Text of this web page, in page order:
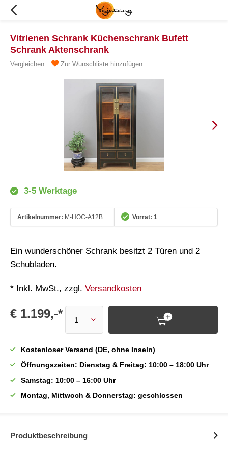
Vitrienen Schrank Küchenschrank Bufett
Schrank Aktenschrank
Vergleichen Zur Wunschliste hinzufügen
3-5 Werktage
Artikelnummer: M-HOC-A12B Vorrat: 1
Ein wunderschöner Schrank besitzt 2 Türen und 2
Schubladen.
* Inkl. MwSt., zzgl. Versandkosten
€ 1.199,-*
Kostenloser Versand (DE, ohne Inseln)
Öffnungszeiten: Dienstag & Freitag: 10:00 – 18:00 Uhr
Samstag: 10:00 – 16:00 Uhr
Montag, Mittwoch & Donnerstag: geschlossen
Produktbeschreibung